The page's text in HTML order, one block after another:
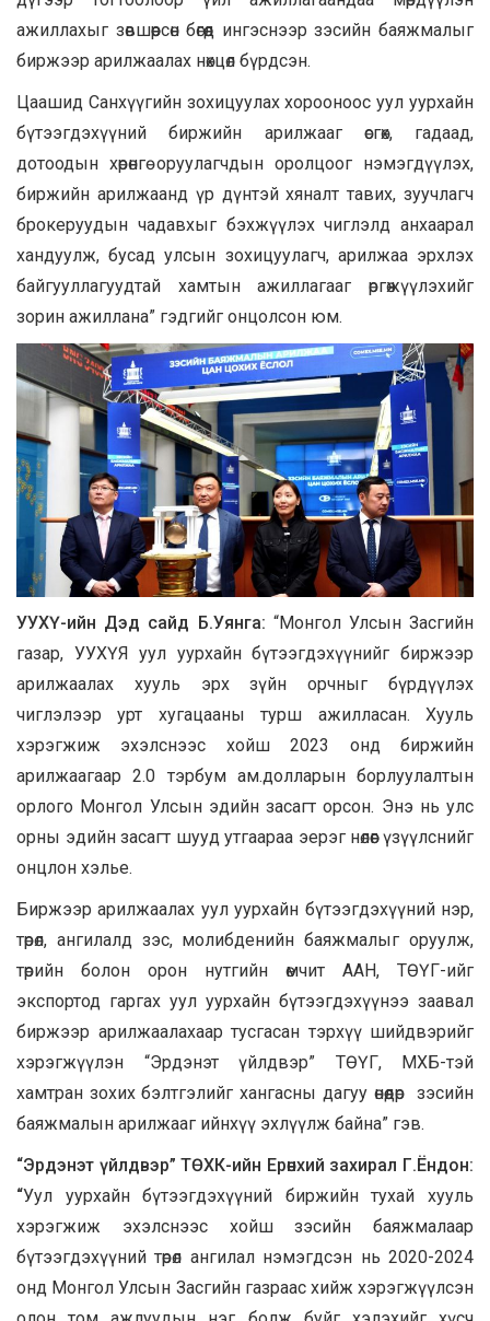
ажиллахыг зөвшөөрсөн бөгөөд ингэснээр зэсийн баяжмалыг
биржээр арилжаалах нөхцөл бүрдсэн.
Цаашид Санхүүгийн зохицуулах хорооноос уул уурхайн
бүтээгдэхүүний биржийн арилжааг өсгөх, гадаад,
дотоодын хөрөнгө оруулагчдын оролцоог нэмэгдүүлэх,
биржийн арилжаанд үр дүнтэй хяналт тавих, зуучлагч
брокеруудын чадавхыг бэхжүүлэх чиглэлд анхаарал
хандуулж, бусад улсын зохицуулагч, арилжаа эрхлэх
байгууллагуудтай хамтын ажиллагааг өргөжүүлэхийг
зорин ажиллана” гэдгийг онцолсон юм.
УУХҮ-ийн Дэд сайд Б.Уянга: “Монгол Улсын Засгийн
газар, УУХҮЯ уул уурхайн бүтээгдэхүүнийг биржээр
арилжаалах хууль эрх зүйн орчныг бүрдүүлэх
чиглэлээр урт хугацааны турш ажилласан. Хууль
хэрэгжиж эхэлснээс хойш 2023 онд биржийн
арилжаагаар 2.0 тэрбум ам.долларын борлуулалтын
орлого Монгол Улсын эдийн засагт орсон. Энэ нь улс
орны эдийн засагт шууд утгаараа эерэг нөлөөг үзүүлснийг
онцлон хэлье.
Биржээр арилжаалах уул уурхайн бүтээгдэхүүний нэр,
төрөл, ангилалд зэс, молибденийн баяжмалыг оруулж,
төрийн болон орон нутгийн өмчит ААН, ТӨҮГ-ийг
экспортод гаргах уул уурхайн бүтээгдэхүүнээ заавал
биржээр арилжаалахаар тусгасан тэрхүү шийдвэрийг
хэрэгжүүлэн “Эрдэнэт үйлдвэр” ТӨҮГ, МХБ-тэй
хамтран зохих бэлтгэлийг хангасны дагуу өнөөдөр зэсийн
баяжмалын арилжааг ийнхүү эхлүүлж байна” гэв.
“Эрдэнэт үйлдвэр” ТӨХК-ийн Ерөнхий захирал Г.Ёндон:
“Уул уурхайн бүтээгдэхүүний биржийн тухай хууль
хэрэгжиж эхэлснээс хойш зэсийн баяжмалаар
бүтээгдэхүүний төрөл ангилал нэмэгдсэн нь 2020-2024
онд Монгол Улсын Засгийн газраас хийж хэрэгжүүлсэн